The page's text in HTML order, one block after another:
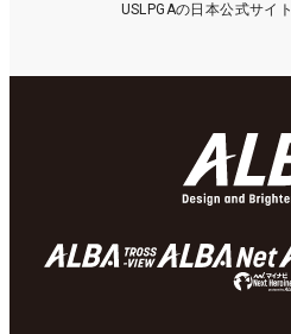
USLPGAの日本公式サイ